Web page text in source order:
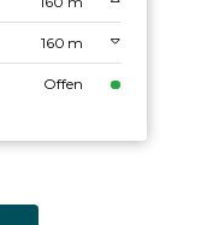
160 m
Offen